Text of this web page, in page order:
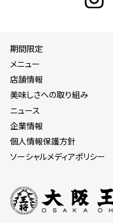
期間限定
メニュー
店舗情報
美味しさへの取り組み
ニュース
企業情報
個人情報保護方針
ソーシャルメディアポリシー